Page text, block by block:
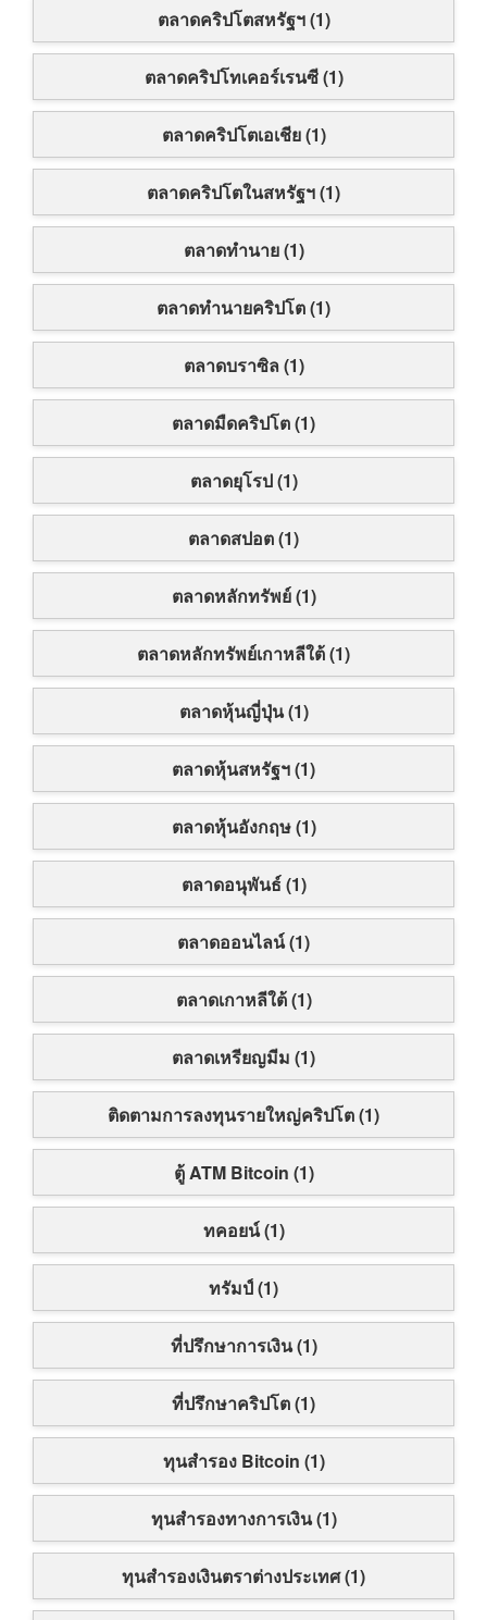
ตลาดคริปโตสหรัฐฯ (1)
ตลาดคริปโทเคอร์เรนซี (1)
ตลาดคริปโตเอเชีย (1)
ตลาดคริปโตในสหรัฐฯ (1)
ตลาดทำนาย (1)
ตลาดทำนายคริปโต (1)
ตลาดบราซิล (1)
ตลาดมืดคริปโต (1)
ตลาดยุโรป (1)
ตลาดสปอต (1)
ตลาดหลักทรัพย์ (1)
ตลาดหลักทรัพย์เกาหลีใต้ (1)
ตลาดหุ้นญี่ปุ่น (1)
ตลาดหุ้นสหรัฐฯ (1)
ตลาดหุ้นอังกฤษ (1)
ตลาดอนุพันธ์ (1)
ตลาดออนไลน์ (1)
ตลาดเกาหลีใต้ (1)
ตลาดเหรียญมีม (1)
ติดตามการลงทุนรายใหญ่คริปโต (1)
ตู้ ATM Bitcoin (1)
ทคอยน์ (1)
ทรัมป์ (1)
ที่ปรึกษาการเงิน (1)
ที่ปรึกษาคริปโต (1)
ทุนสำรอง Bitcoin (1)
ทุนสำรองทางการเงิน (1)
ทุนสำรองเงินตราต่างประเทศ (1)